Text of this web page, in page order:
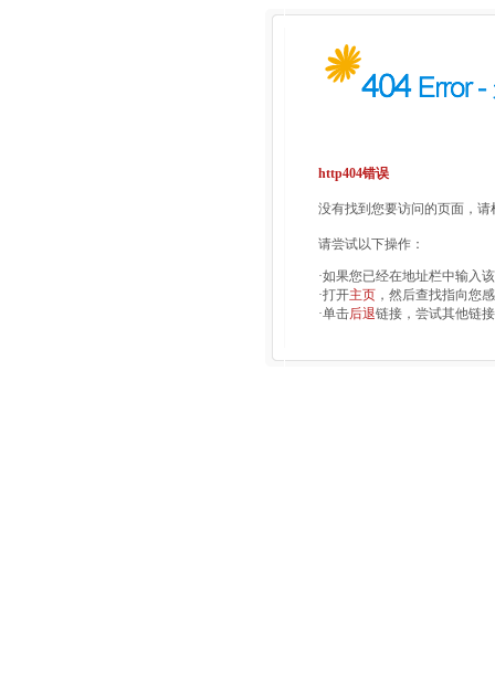
http404错误
没有找到您要访问的页面，
请尝试以下操作：
·如果您已经在地址栏中输入
·打开主页 ，然后查找指向您
·单击后退链接，尝试其他链